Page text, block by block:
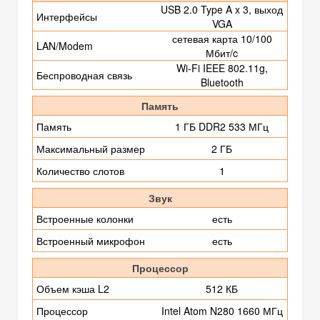
Интерфейсы
USB 2.0 Type A x 3, выход
VGA
LAN/Modem
сетевая карта 10/100
Мбит/c
Беспроводная связь
Wi-Fi IEEE 802.11g,
Bluetooth
Память
Память
1 ГБ DDR2 533 МГц
Максимальный размер
2 ГБ
Количество слотов
1
Звук
Встроенные колонки
есть
Встроенный микрофон
есть
Процессор
Объем кэша L2
512 КБ
Процессор
Intel Atom N280 1660 МГц